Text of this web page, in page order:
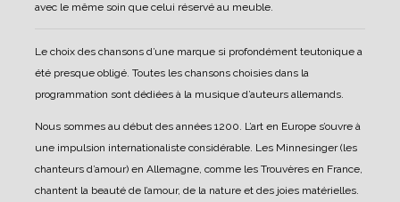
avec le même soin que celui réservé au meuble.
Le choix des chansons d’une marque si profondément teutonique a
été presque obligé. Toutes les chansons choisies dans la
programmation sont dédiées à la musique d’auteurs allemands.
Nous sommes au début des années 1200. L’art en Europe s’ouvre à
une impulsion internationaliste considérable. Les Minnesinger (les
chanteurs d’amour) en Allemagne, comme les Trouvères en France,
chantent la beauté de l’amour, de la nature et des joies matérielles.